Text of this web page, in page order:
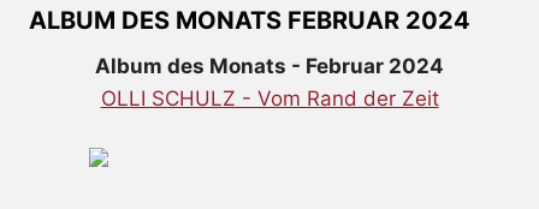
ALBUM DES MONATS FEBRUAR 2024
Album des Monats - Februar 2024
OLLI SCHULZ - Vom Rand der Zeit